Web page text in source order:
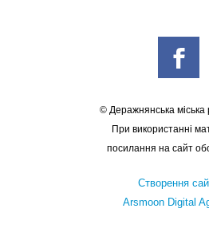
© Деражнянська міська
При використанні
посилання на сайт
Створення
Arsmoon Digital